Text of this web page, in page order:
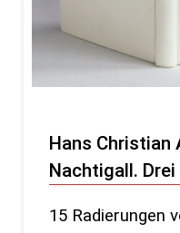
Hans Christian
Nachtigall.
15 Radierungen